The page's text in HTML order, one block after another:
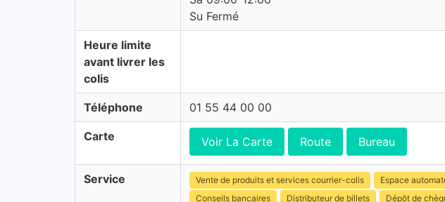
Su Fermé
Heure limite
avant livrer les
colis
Téléphone 01 55 44 00 00
Carte Voir La Carte Route Bureau
Service Vente de produits et services courrier-colis Espace
Conseils bancaires
Distributeur de billets Dépôt de